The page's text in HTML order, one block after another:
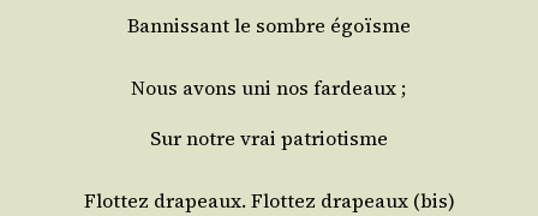
Ban­nis­sant le sombre égoïsme
Nous avons uni nos fardeaux ;
Sur notre vrai patriotisme
Flot­tez dra­peaux. Flot­tez dra­peaux (bis)